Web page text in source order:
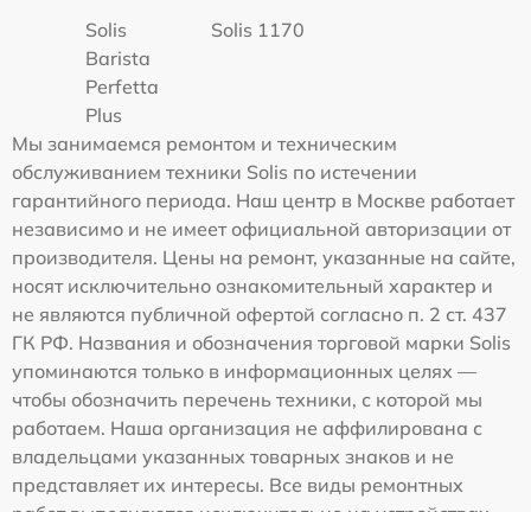
Solis
Barista
Perfetta
Plus
Solis 1170
Мы занимаемся ремонтом и техническим
обслуживанием техники Solis по истечении
гарантийного периода. Наш центр в Москве работает
независимо и не имеет официальной авторизации от
производителя. Цены на ремонт, указанные на сайте,
носят исключительно ознакомительный характер и
не являются публичной офертой согласно п. 2 ст. 437
ГК РФ. Названия и обозначения торговой марки Solis
упоминаются только в информационных целях —
чтобы обозначить перечень техники, с которой мы
работаем. Наша организация не аффилирована с
владельцами указанных товарных знаков и не
представляет их интересы. Все виды ремонтных